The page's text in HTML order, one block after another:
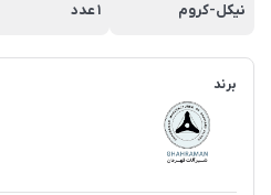
نیکل-کروم
1 عدد
برند